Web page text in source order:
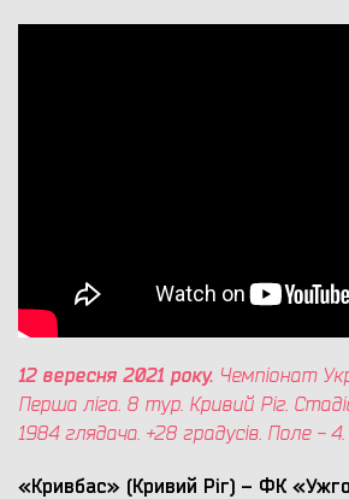
12 вересня 2021 року. Чемпіонат
Перша ліга. 8 тур. Кривий Ріг.
1984 глядача. +28 градусів. Поле - 4.
«Кривбас» (Кривий Ріг) – ФК